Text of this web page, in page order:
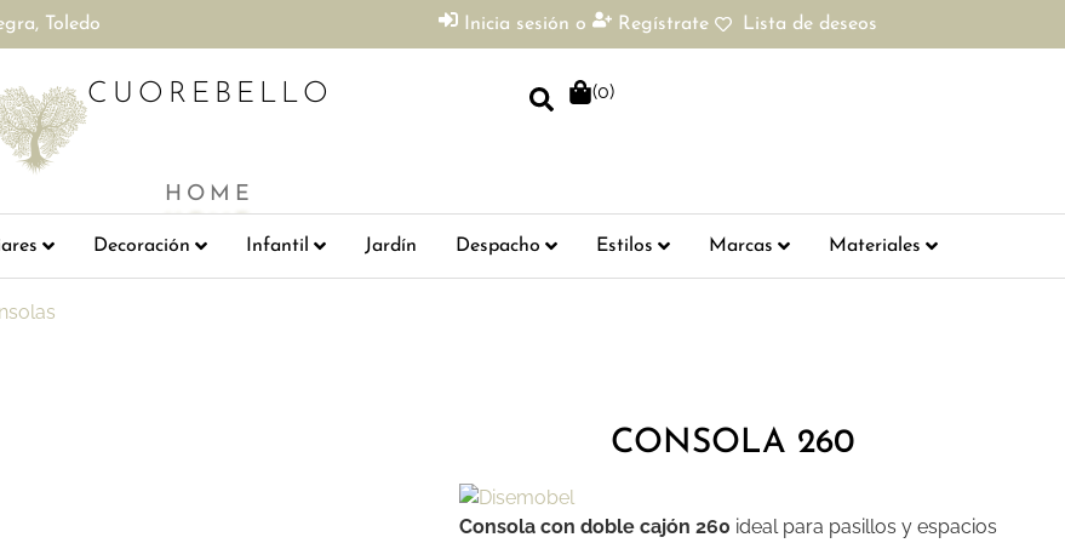
Toledo Inicia sesión o Regístrate Lista de deseos
HOME
CUOREBELLO (0)
Decoración Infantil Jardín Despacho Estilos Marcas Materiales
CONSOLA 260
Consola con doble cajón 260 ideal para pasillos y espacios